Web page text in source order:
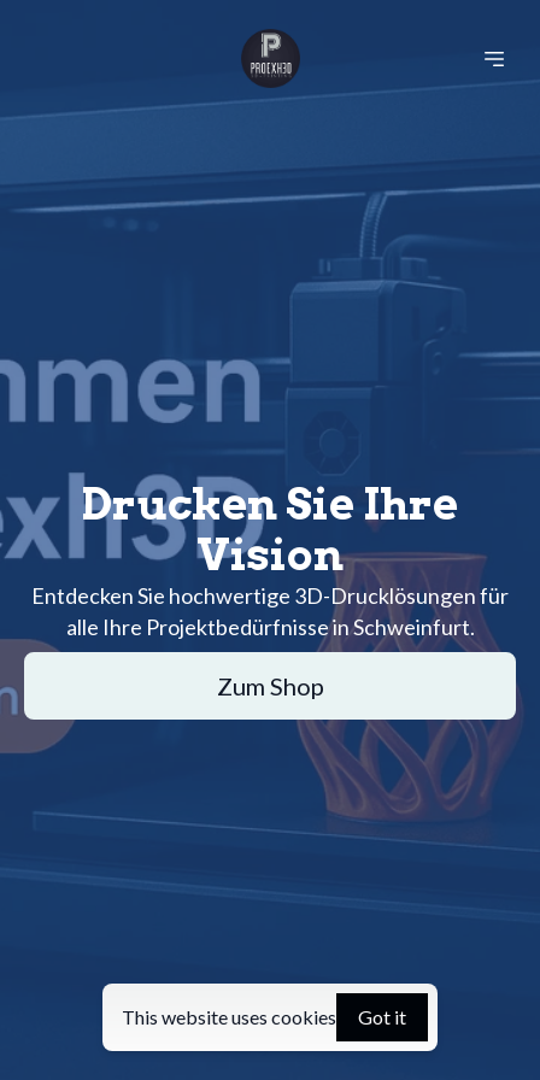
Drucken Sie Ihre
Vision
Entdecken Sie hochwertige 3D-Drucklösungen für
alle Ihre Projektbedürfnisse in Schweinfurt.
Zum Shop
This website uses cookies Got it